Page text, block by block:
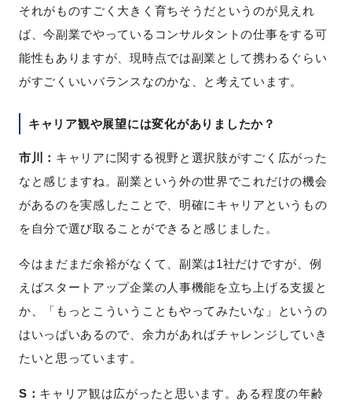
それがものすごく大きく育ちそうだというのが見えれ
ば、今副業でやっているコンサルタントの仕事をする可
能性もありますが、現時点では副業として携わるぐらい
がすごくいいバランスなのかな、と考えています。
キャリア観や展望には変化がありましたか？
市川： キャリアに関する視野と選択肢がすごく広がった
なと感じますね。副業という外の世界でこれだけの機会
があるのを実感したことで、明確にキャリアというもの
を自分で選び取ることができると感じました。
今はまだまだ余裕がなくて、副業は1社だけですが、例
えばスタートアップ企業の人事機能を立ち上げる支援と
か、「もっとこういうこともやってみたいな」というの
はいっぱいあるので、余力があればチャレンジしていき
たいと思っています。
S： キャリア観は広がったと思います。ある程度の年齢